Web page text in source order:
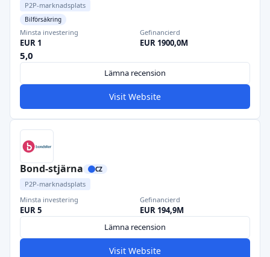
P2P-marknadsplats
Bilförsäkring
Minsta investering
EUR 1
Gefinancierd
EUR 1900,0M
5,0
Lämna recension
Visit Website
Bond-stjärna CZ
P2P-marknadsplats
Minsta investering
EUR 5
Gefinancierd
EUR 194,9M
Lämna recension
Visit Website